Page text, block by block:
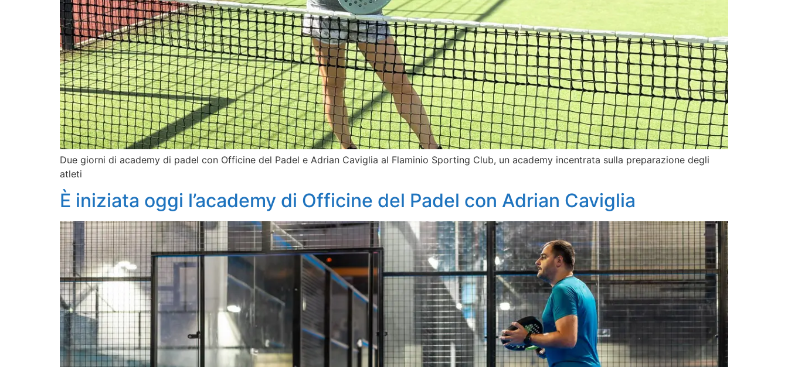
Due giorni di academy di padel con Officine del Padel e Adrian Caviglia al Flaminio Sporting Club, un academy incentrata sulla preparazione degli
atleti
È iniziata oggi l’academy di Officine del Padel con Adrian Caviglia